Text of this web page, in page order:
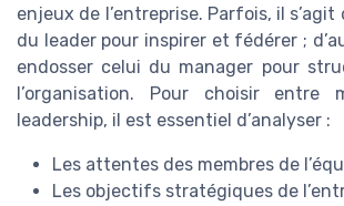
enjeux de l’entreprise. Parfois, il s’agit
du leader pour inspirer et fédérer ;
endosser celui du manager pour
l’organisation. Pour choisir entre
leadership, il est essentiel d’analyser :
Les attentes des membres de
Les objectifs stratégiques de